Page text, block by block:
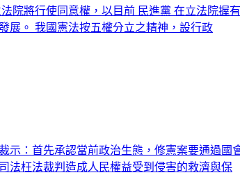
院將行使同意權，以目前 民進黨 在立法院
展。 我國憲法按五權分立之精神，設行政
示：首先承認當前政治生態，修憲案要通過
法枉法裁判造成人民權益受到侵害的救濟與保